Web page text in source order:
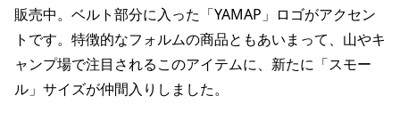
販売中。ベルト部分に入った「YAMAP」ロゴがアクセン
トです。特徴的なフォルムの商品ともあいまって、山やキ
ャンプ場で注目されるこのアイテムに、新たに「スモー
ル」サイズが仲間入りしました。